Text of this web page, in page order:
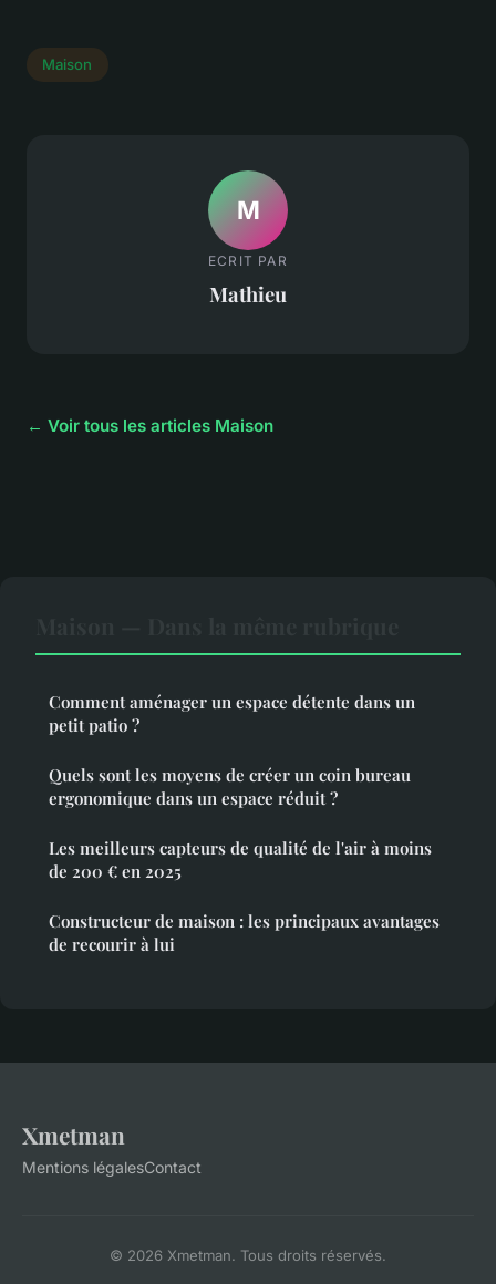
Maison
M
ECRIT PAR
Mathieu
← Voir tous les articles Maison
Comment aménager un espace détente dans un
petit patio ?
Quels sont les moyens de créer un coin bureau
ergonomique dans un espace réduit ?
Les meilleurs capteurs de qualité de l'air à moins
de 200 € en 2025
Constructeur de maison : les principaux avantages
de recourir à lui
Xmetman
Mentions légalesContact
© 2026 Xmetman. Tous droits réservés.